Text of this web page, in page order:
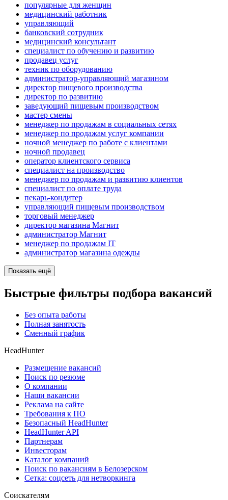
популярные для женщин
медицинский работник
управляющий
банковский сотрудник
медицинский консультант
специалист по обучению и развитию
продавец услуг
техник по оборудованию
администратор-управляющий магазином
директор пищевого производства
директор по развитию
заведующий пищевым производством
мастер смены
менеджер по продажам в социальных сетях
менеджер по продажам услуг компании
ночной менеджер по работе с клиентами
ночной продавец
оператор клиентского сервиса
специалист на производство
менеджер по продажам и развитию клиентов
специалист по оплате труда
пекарь-кондитер
управляющий пищевым производством
торговый менеджер
директор магазина Магнит
администратор Магнит
менеджер по продажам IT
администратор магазина одежды
Показать ещё
Быстрые фильтры подбора вакансий
Без опыта работы
Полная занятость
Сменный график
HeadHunter
Размещение вакансий
Поиск по резюме
О компании
Наши вакансии
Реклама на сайте
Требования к ПО
Безопасный HeadHunter
HeadHunter API
Партнерам
Инвесторам
Каталог компаний
Поиск по вакансиям в Белозерском
Сетка: соцсеть для нетворкинга
Соискателям